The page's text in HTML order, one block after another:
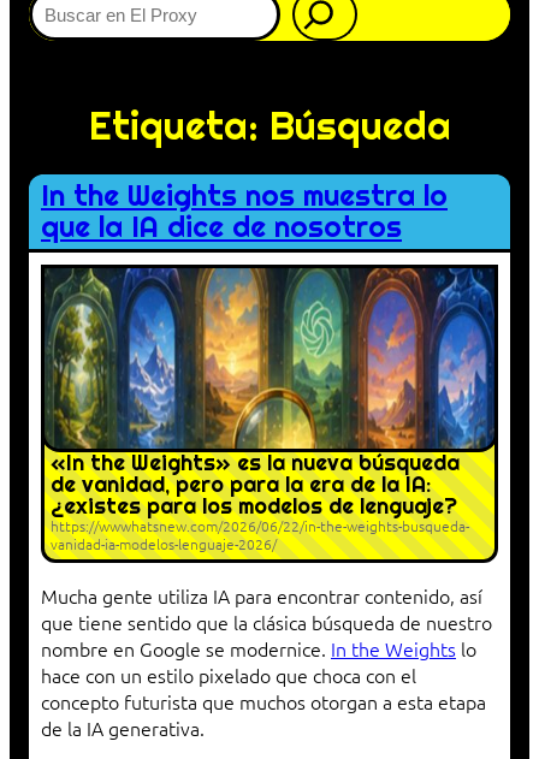
Etiqueta: Búsqueda
In the Weights nos muestra lo
que la IA dice de nosotros
«In the Weights» es la nueva búsqueda
de vanidad, pero para la era de la IA:
¿existes para los modelos de lenguaje?
https://wwwhatsnew.com/2026/06/22/in-the-weights-busqueda-
vanidad-ia-modelos-lenguaje-2026/
Mucha gente utiliza IA para encontrar contenido, así
que tiene sentido que la clásica búsqueda de nuestro
nombre en Google se modernice. In the Weights lo
hace con un estilo pixelado que choca con el
concepto futurista que muchos otorgan a esta etapa
de la IA generativa.